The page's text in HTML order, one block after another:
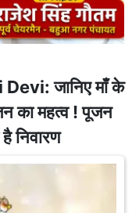
जानिए माँ के
का महत्व ! पूजन
निवारण